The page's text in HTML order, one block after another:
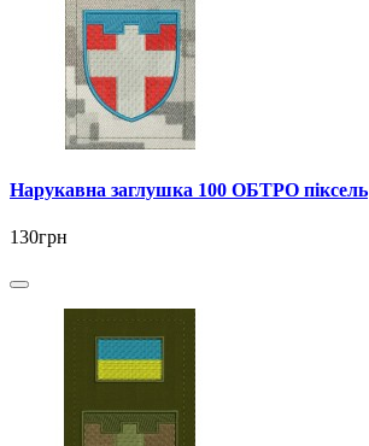
Нарукавна заглушка 100 ОБТРО піксель
130грн